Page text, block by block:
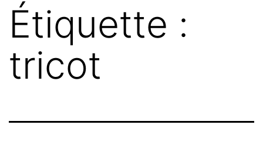
Étiquette :
tricot